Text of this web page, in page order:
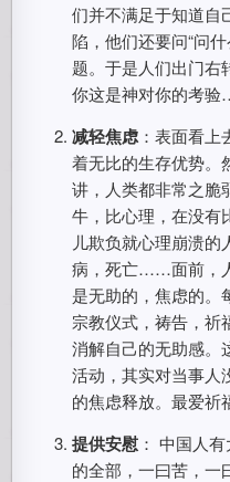
们并不满足于知道自
陷，他们还要问“问
题。于是人们出门右
你这是神对你的考
减轻焦虑 ：表面看
着无比的生存优势。
讲，人类都非常之脆
牛，比心理，在没有
儿欺负就心理崩溃
病，死亡……面前，
是无助的，焦虑的。
宗教仪式，祷告，祈
消解自己的无助感。
活动，其实对当事人
的焦虑释放。最爱祈
提供安慰 ： 中国人
的全部，一曰苦，一